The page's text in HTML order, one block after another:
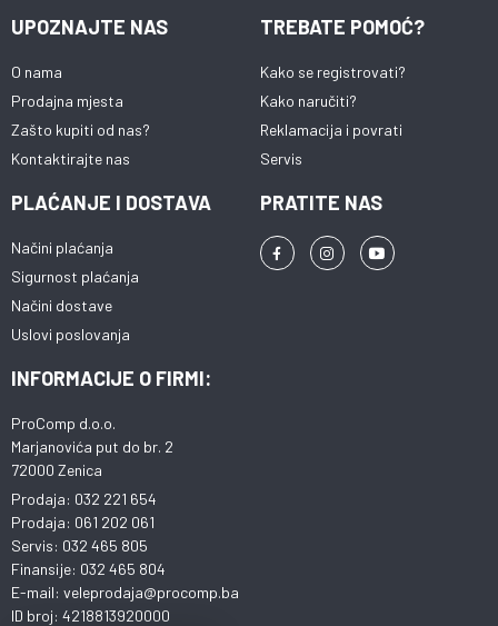
UPOZNAJTE NAS
O nama
Prodajna mjesta
Zašto kupiti od nas?
Kontaktirajte nas
TREBATE POMOĆ?
Kako se registrovati?
Kako naručiti?
Reklamacija i povrati
Servis
PLAĆANJE I DOSTAVA
Načini plaćanja
Sigurnost plaćanja
Načini dostave
Uslovi poslovanja
PRATITE NAS
INFORMACIJE O FIRMI:
ProComp d.o.o.
Marjanovića put do br. 2
72000 Zenica
Prodaja: 032 221 654
Prodaja: 061 202 061
Servis: 032 465 805
Finansije: 032 465 804
E-mail: veleprodaja@procomp.ba
ID broj: 4218813920000